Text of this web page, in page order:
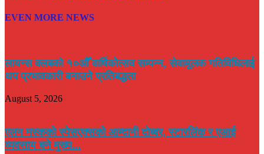
EVEN MORE NEWS
लायन्स क्लबको १०औँ वार्षिकोत्सव सम्पन्न, सेवामूलक गतिविधिलाई
थप प्रभावकारी बनाउने प्रतिबद्धता
August 5, 2026
एलन मस्कको स्पेसएक्सको आम्दानी दोब्बर, स्टारलिंक र एआई
व्यवसाय बने मुख्य...